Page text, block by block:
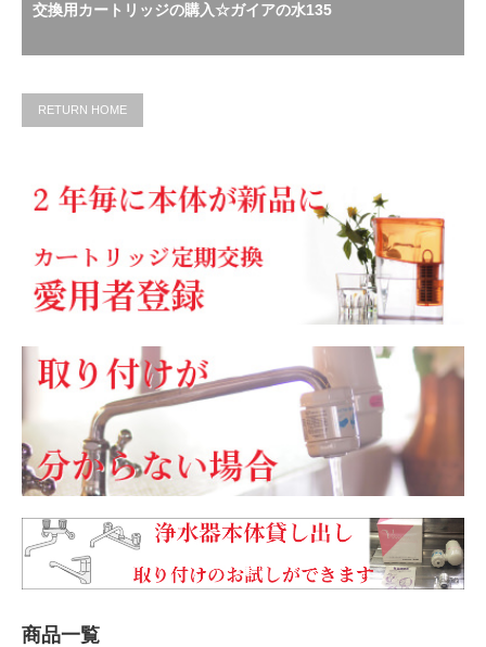
交換用カートリッジの購入☆ガイアの水135
RETURN HOME
商品一覧